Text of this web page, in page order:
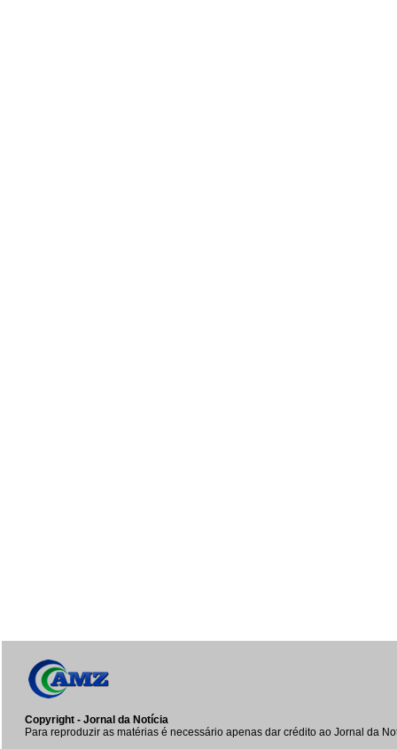
Copyright - Jornal da Notícia
Para reproduzir as matérias é necessário apenas dar crédito ao Jornal da